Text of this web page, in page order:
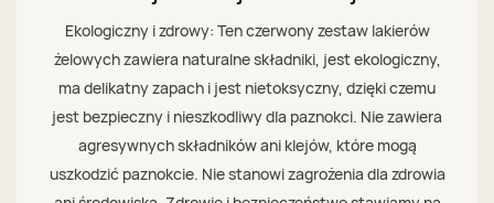
Ekologiczny i zdrowy: Ten czerwony zestaw lakierów
żelowych zawiera naturalne składniki, jest ekologiczny,
ma delikatny zapach i jest nietoksyczny, dzięki czemu
jest bezpieczny i nieszkodliwy dla paznokci. Nie zawiera
agresywnych składników ani klejów, które mogą
uszkodzić paznokcie. Nie stanowi zagrożenia dla zdrowia